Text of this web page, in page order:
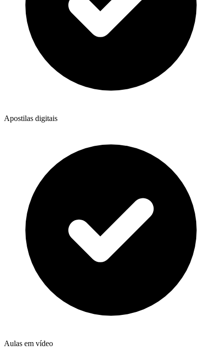
Apostilas digitais
Aulas em vídeo